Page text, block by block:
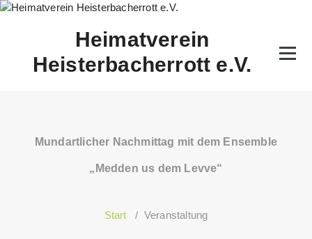
Zum
Heimatverein
Heisterbacherrott e.V.
Mundartlicher Nachmittag mit dem Ensemble
„Medden us dem Levve“
Start / Veranstaltung